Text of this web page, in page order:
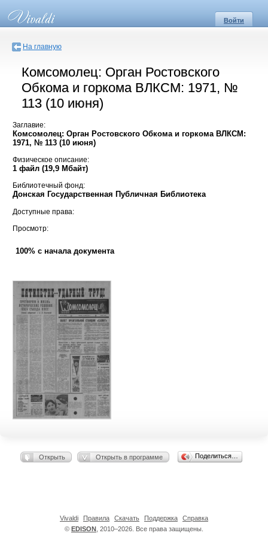
Войти
На главную
Комсомолец: Орган Ростовского
Обкома и горкома ВЛКСМ: 1971, №
113 (10 июня)
Заглавие:
Комсомолец: Орган Ростовского Обкома и горкома ВЛКСМ:
1971, № 113 (10 июня)
Физическое описание:
1 файл (19,9 Мбайт)
Библиотечный фонд:
Донская Государственная Публичная Библиотека
Доступные права:
Просмотр:
100% с начала документа
Открыть Открыть в программе Поделиться…
© EDISON , 2010–2026. Все права защищены.
Vivaldi Правила Скачать Поддержка Справка